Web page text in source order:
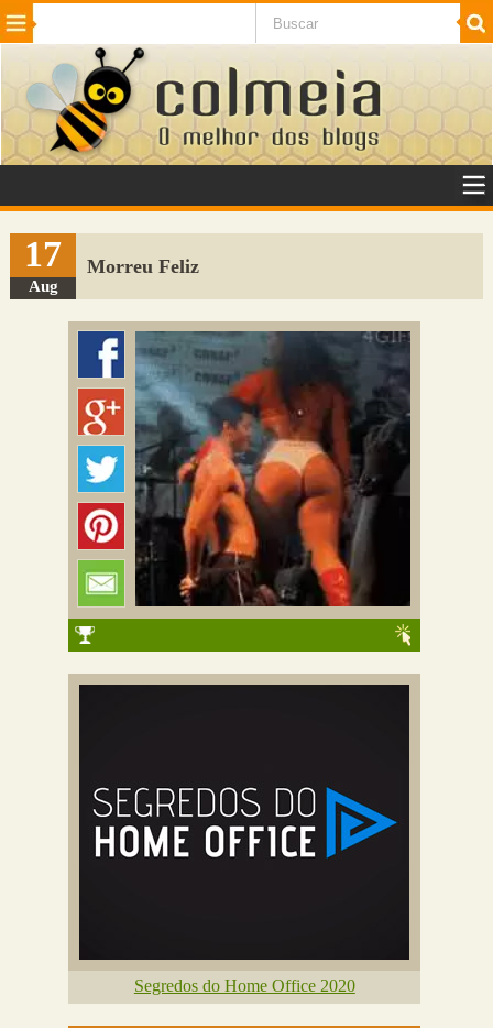
Beleza Cinema e TV
Internet Jogos NotÃ­cias SaÃºde
VeÃ­culos Adulto
Sugerir Link
Adicionar Blog
Colmeia Exchange
Perguntas Frequentes
17
Aug
Morreu Feliz
Segredos do Home Office 2020